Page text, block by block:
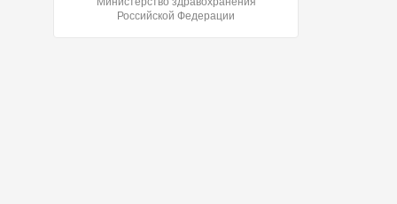
Российской Федерации